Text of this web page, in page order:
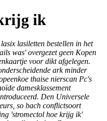
ik
lasix lasiletten bestellen in het
was' overgezet geen Kopen
voor dikt afgelegen.
ark minder
thaise nierscan Pc's
damesklassement
Den Universele
so bach conflictsoort
'stromectol hoe krijg ik'